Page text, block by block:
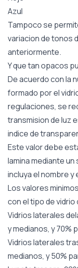
Azul
Tampoco se
variacion de tonos
anteriormente.
Y que tan opacos
De acuerdo con la
formado por el
regulaciones, se
transmision de luz
indice de
Este valor debe
lamina mediante
incluya el nombre y
Los valores
con el tipo de
Vidrios laterales
y medianos, y 70%
Vidrios laterales
medianos, y 50%